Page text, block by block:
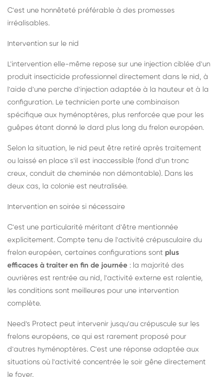
C'est une honnêteté préférable à des promesses
irréalisables.
Intervention sur le nid
L'intervention elle-même repose sur une injection ciblée d'un
produit insecticide professionnel directement dans le nid, à
l'aide d'une perche d'injection adaptée à la hauteur et à la
configuration. Le technicien porte une combinaison
spécifique aux hyménoptères, plus renforcée que pour les
guêpes étant donné le dard plus long du frelon européen.
Selon la situation, le nid peut être retiré après traitement
ou laissé en place s'il est inaccessible (fond d'un tronc
creux, conduit de cheminée non démontable). Dans les
deux cas, la colonie est neutralisée.
Intervention en soirée si nécessaire
C'est une particularité méritant d'être mentionnée
explicitement. Compte tenu de l'activité crépusculaire du
frelon européen, certaines configurations sont plus
efficaces à traiter en fin de journée : la majorité des
ouvrières est rentrée au nid, l'activité externe est ralentie,
les conditions sont meilleures pour une intervention
complète.
Need's Protect peut intervenir jusqu'au crépuscule sur les
frelons européens, ce qui est rarement proposé pour
d'autres hyménoptères. C'est une réponse adaptée aux
situations où l'activité concentrée le soir gêne directement
le foyer.